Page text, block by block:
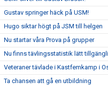
Gustav springer häck på USM!
Hugo siktar högt på JSM till helgen
Nu startar våra Prova på grupper
Nu finns tävlingsstatistik lätt
Veteraner tävlade i Kastfemkamp i
Ta chansen att gå en utbildning